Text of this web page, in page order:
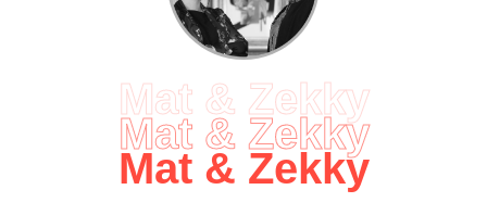
Mat & Zekky
Mat & Zekky
Mat & Zekky